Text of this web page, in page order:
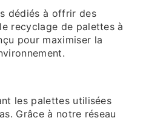
dédiés à offrir des
recyclage de palettes à
pour maximiser la
les palettes utilisées
Grâce à notre réseau